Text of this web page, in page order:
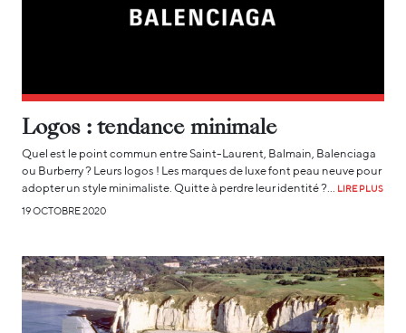
Logos : tendance minimale
Quel est le point commun entre Saint-Laurent, Balmain, Balenciaga
ou Burberry ? Leurs logos ! Les marques de luxe font peau neuve pour
adopter un style minimaliste. Quitte à perdre leur identité ?…
LIRE PLUS
19 OCTOBRE 2020